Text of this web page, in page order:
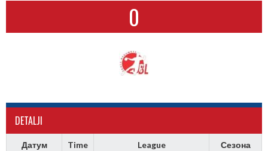
0
DETALJI
Датум Time League Сезона